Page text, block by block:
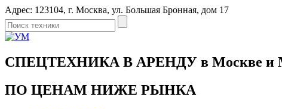
Адрес: 123104, г. Москва, ул. Большая Бронная, дом 17
СПЕЦТЕХНИКА В АРЕНДУ в Москве и
ПО ЦЕНАМ НИЖЕ РЫНКА